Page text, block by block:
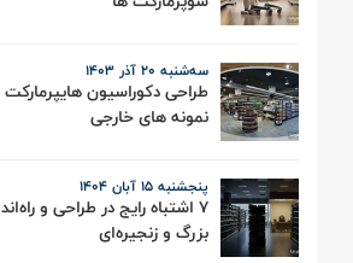
سه‌شنبه 20 آذر ۱۴۰۳
طراحی دکوراسیون هایپرمارکت
نمونه های خارجی
پنجشنبه 15 آبان ۱۴۰۴
7 اشتباه رایج در طراحی و
بزرگ و زنجیره‌ای